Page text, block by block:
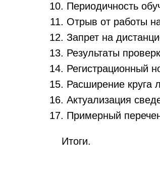
Периодичность
Отрыв от работы
Запрет на
Результаты
Регистрационный
Расширение круга
Актуализация
Примерный
Итоги.